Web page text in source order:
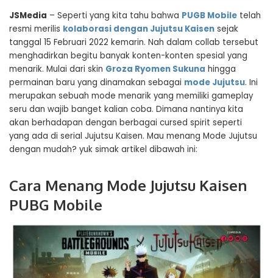
JSMedia – Seperti yang kita tahu bahwa PUGB Mobile telah
resmi merilis kolaborasi dengan Jujutsu Kaisen sejak
tanggal 15 Februari 2022 kemarin. Nah dalam collab tersebut
menghadirkan begitu banyak konten-konten spesial yang
menarik. Mulai dari skin Groza Ryomen Sukuna hingga
permainan baru yang dinamakan sebagai mode Jujutsu. Ini
merupakan sebuah mode menarik yang memiliki gameplay
seru dan wajib banget kalian coba. Dimana nantinya kita
akan berhadapan dengan berbagai cursed spirit seperti
yang ada di serial Jujutsu Kaisen. Mau menang Mode Jujutsu
dengan mudah? yuk simak artikel dibawah ini:
Cara Menang Mode Jujutsu Kaisen
PUBG Mobile